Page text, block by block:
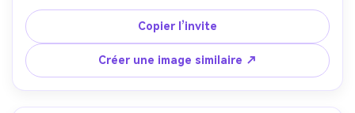
avec dégradé pour éviter contours découpés sur cheveux,
détails du fond sauvegardés --ar 4:5
Copier l’invite
Créer une image similaire ↗